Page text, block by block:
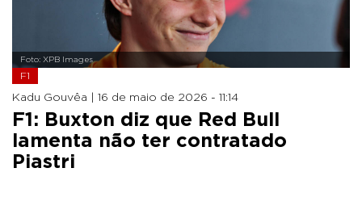
Foto: XPB Images
F1
Kadu Gouvêa | 16 de maio de 2026 - 11:14
F1: Buxton diz que Red Bull
lamenta não ter contratado
Piastri